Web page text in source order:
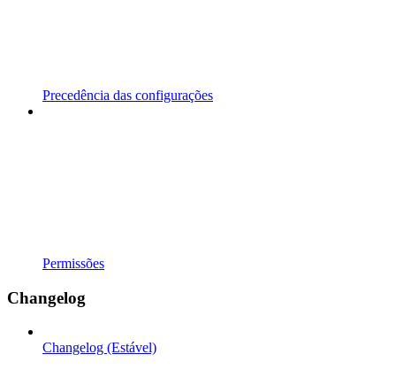
Precedência das configurações
Permissões
Changelog
Changelog (Estável)